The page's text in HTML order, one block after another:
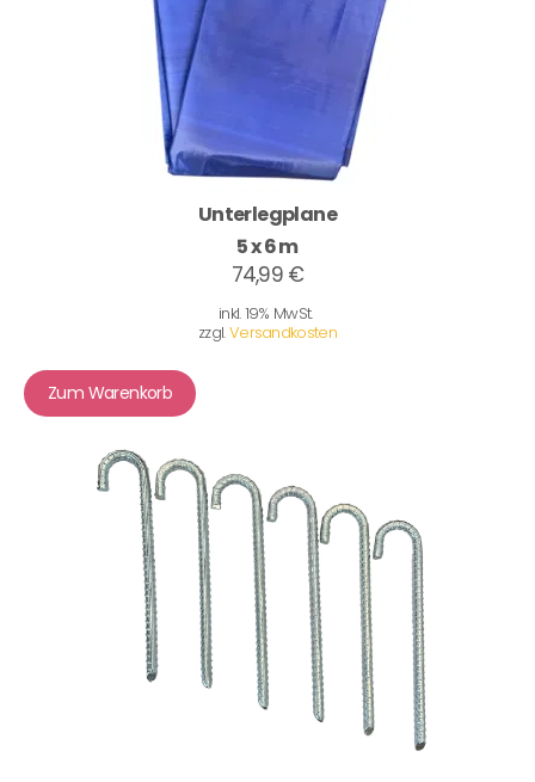
Unterlegplane
5 x 6 m
74,99 €
inkl. 19% MwSt.
zzgl.Versandkosten
Zum Warenkorb